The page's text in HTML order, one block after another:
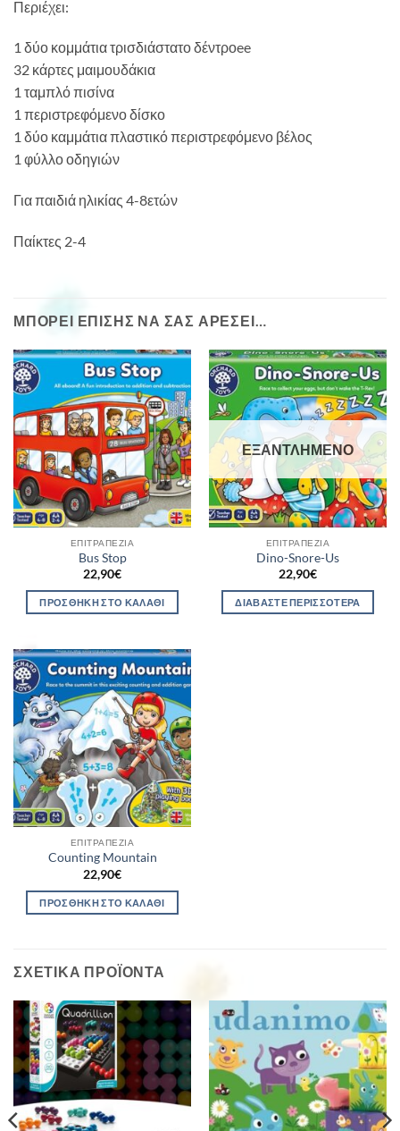
Περιέχει:
1 δύο κομμάτια τρισδιάστατο δέντροee
32 κάρτες μαιμουδάκια
1 ταμπλό πισίνα
1 περιστρεφόμενο δίσκο
1 δύο καμμάτια πλαστικό περιστρεφόμενο βέλος
1 φύλλο οδηγιών
Για παιδιά ηλικίας 4-8ετών
Παίκτες 2-4
ΜΠΟΡΕΊ ΕΠΊΣΗΣ ΝΑ ΣΑΣ ΑΡΈΣΕΙ…
ΕΠΙΤΡΑΠΈΖΙΑ
Bus Stop
22,90€
ΠΡΟΣΘΉΚΗ ΣΤΟ ΚΑΛΆΘΙ
ΕΞΑΝΤΛΗΜΈΝΟ
ΕΠΙΤΡΑΠΈΖΙΑ
Dino-Snore-Us
22,90€
ΔΙΑΒΆΣΤΕ ΠΕΡΙΣΣΌΤΕΡΑ
ΕΠΙΤΡΑΠΈΖΙΑ
Counting Mountain
22,90€
ΠΡΟΣΘΉΚΗ ΣΤΟ ΚΑΛΆΘΙ
ΣΧΕΤΙΚΆ ΠΡΟΪΌΝΤΑ